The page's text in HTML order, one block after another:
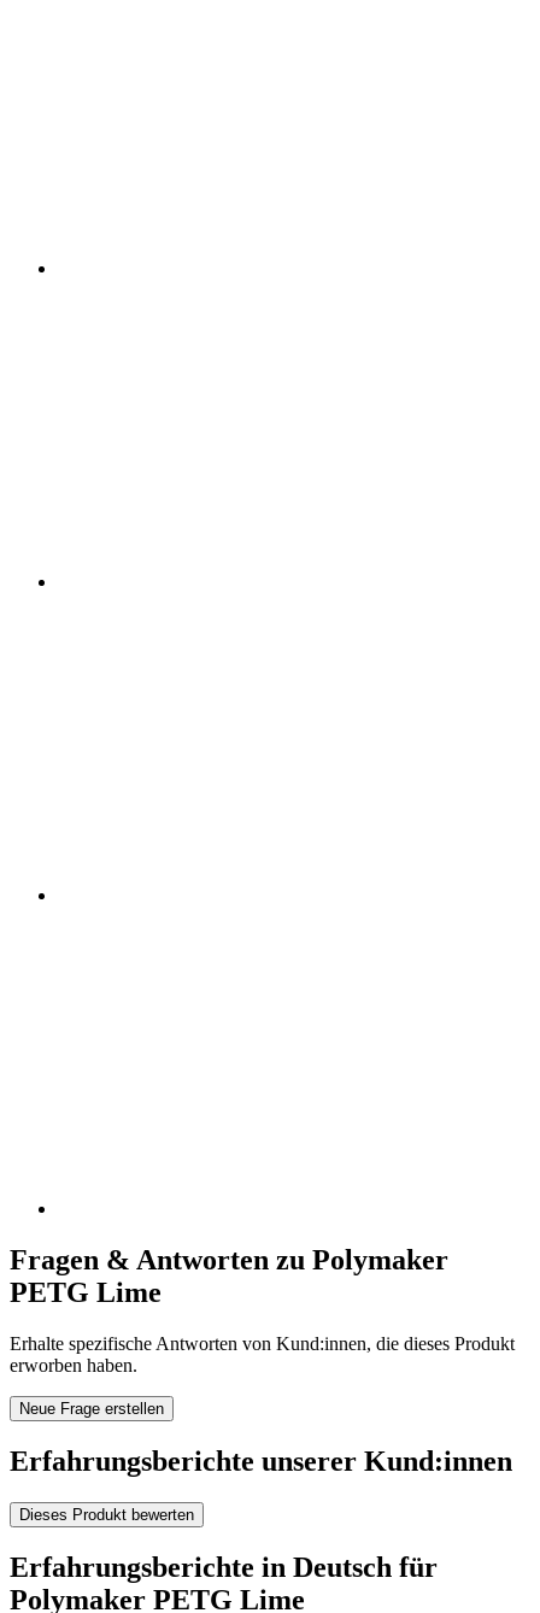
Fragen & Antworten zu Polymaker
PETG Lime
Erhalte spezifische Antworten von Kund:innen, die dieses Produkt
erworben haben.
Neue Frage erstellen
Erfahrungsberichte unserer Kund:innen
Dieses Produkt bewerten
Erfahrungsberichte in Deutsch für
Polymaker PETG Lime